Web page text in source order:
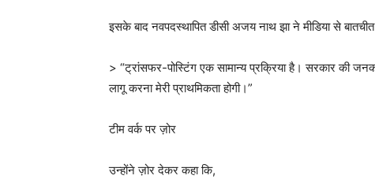
इसके बाद नवपदस्थापित डीसी अजय नाथ झा ने मीडिया से
> “ट्रांसफर-पोस्टिंग एक सामान्य प्रक्रिया है। सरकार की
लागू करना मेरी प्राथमिकता होगी।”
टीम वर्क पर ज़ोर
उन्होंने ज़ोर देकर कहा कि,